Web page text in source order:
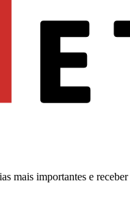
mais importantes e receber